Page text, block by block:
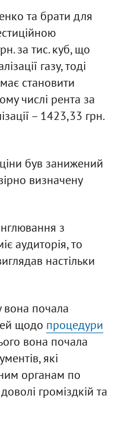
та брати для
за тис. куб, що
газу, тоді
становити
числі рента за
– 1423,33 грн.
був занижений
визначену
з
аудиторія, то
настільки
вона почала
щодо процедури
вона почала
які
органам по
громіздкій та